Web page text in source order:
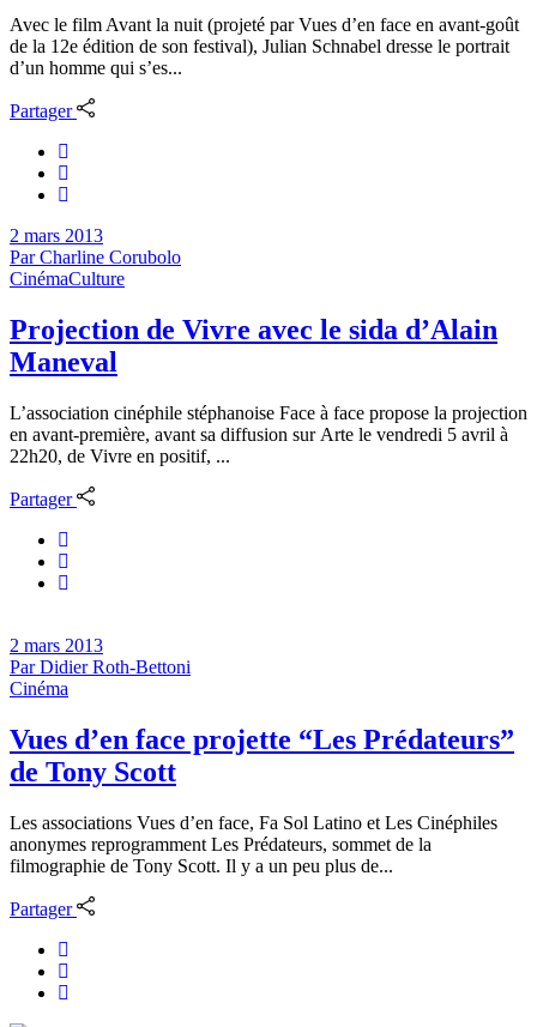
Avec le film Avant la nuit (projeté par Vues d’en face en avant-goût
de la 12e édition de son festival), Julian Schnabel dresse le portrait
d’un homme qui s’es...
Partager
2 mars 2013
ParCharline Corubolo
CinémaCulture
Projection de Vivre avec le sida d’Alain
Maneval
L’association cinéphile stéphanoise Face à face propose la projection
en avant-première, avant sa diffusion sur Arte le vendredi 5 avril à
22h20, de Vivre en positif, ...
Partager
2 mars 2013
ParDidier Roth-Bettoni
Cinéma
Vues d’en face projette “Les Prédateurs”
de Tony Scott
Les associations Vues d’en face, Fa Sol Latino et Les Cinéphiles
anonymes reprogramment Les Prédateurs, sommet de la
filmographie de Tony Scott. Il y a un peu plus de...
Partager